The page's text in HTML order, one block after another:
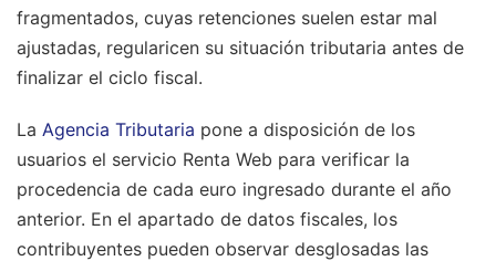
fragmentados, cuyas retenciones suelen estar mal
ajustadas, regularicen su situación tributaria antes de
finalizar el ciclo fiscal.
La Agencia Tributaria pone a disposición de los
usuarios el servicio Renta Web para verificar la
procedencia de cada euro ingresado durante el año
anterior. En el apartado de datos fiscales, los
contribuyentes pueden observar desglosadas las